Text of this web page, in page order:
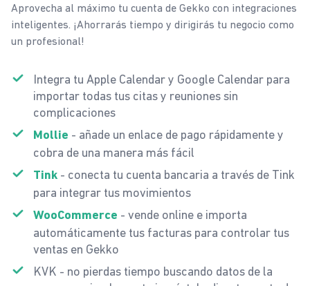
Aprovecha al máximo tu cuenta de Gekko con integraciones
inteligentes. ¡Ahorrarás tiempo y dirigirás tu negocio como
un profesional!
Integra tu Apple Calendar y Google Calendar para
importar todas tus citas y reuniones sin
complicaciones
Mollie - añade un enlace de pago rápidamente y
cobra de una manera más fácil
Tink - conecta tu cuenta bancaria a través de Tink
para integrar tus movimientos
WooCommerce - vende online e importa
automáticamente tus facturas para controlar tus
ventas en Gekko
KVK - no pierdas tiempo buscando datos de la